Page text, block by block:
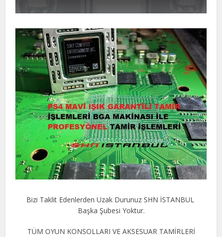
Bizi Taklit Edenlerden Uzak Durunuz SHN İSTANBUL
Başka Şubesi Yoktur.
TÜM OYUN KONSOLLARI VE AKSESUAR TAMİRLERİ